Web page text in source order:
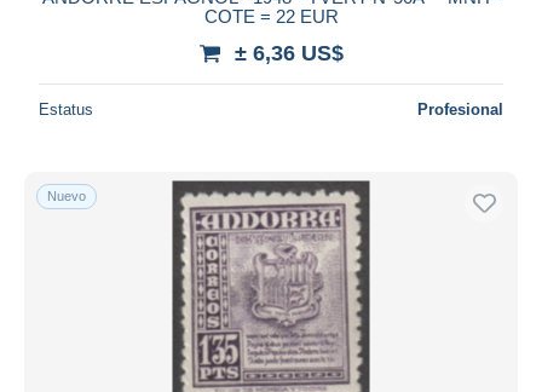
COTE = 22 EUR
± 6,36 US$
Estatus Profesional
Nuevo